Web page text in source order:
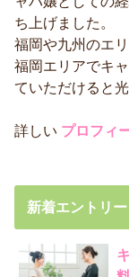
ち上げました。
福岡や九州のエ
福岡エリアでキ
ていただけると光
詳しい プロフィ
新着エントリー